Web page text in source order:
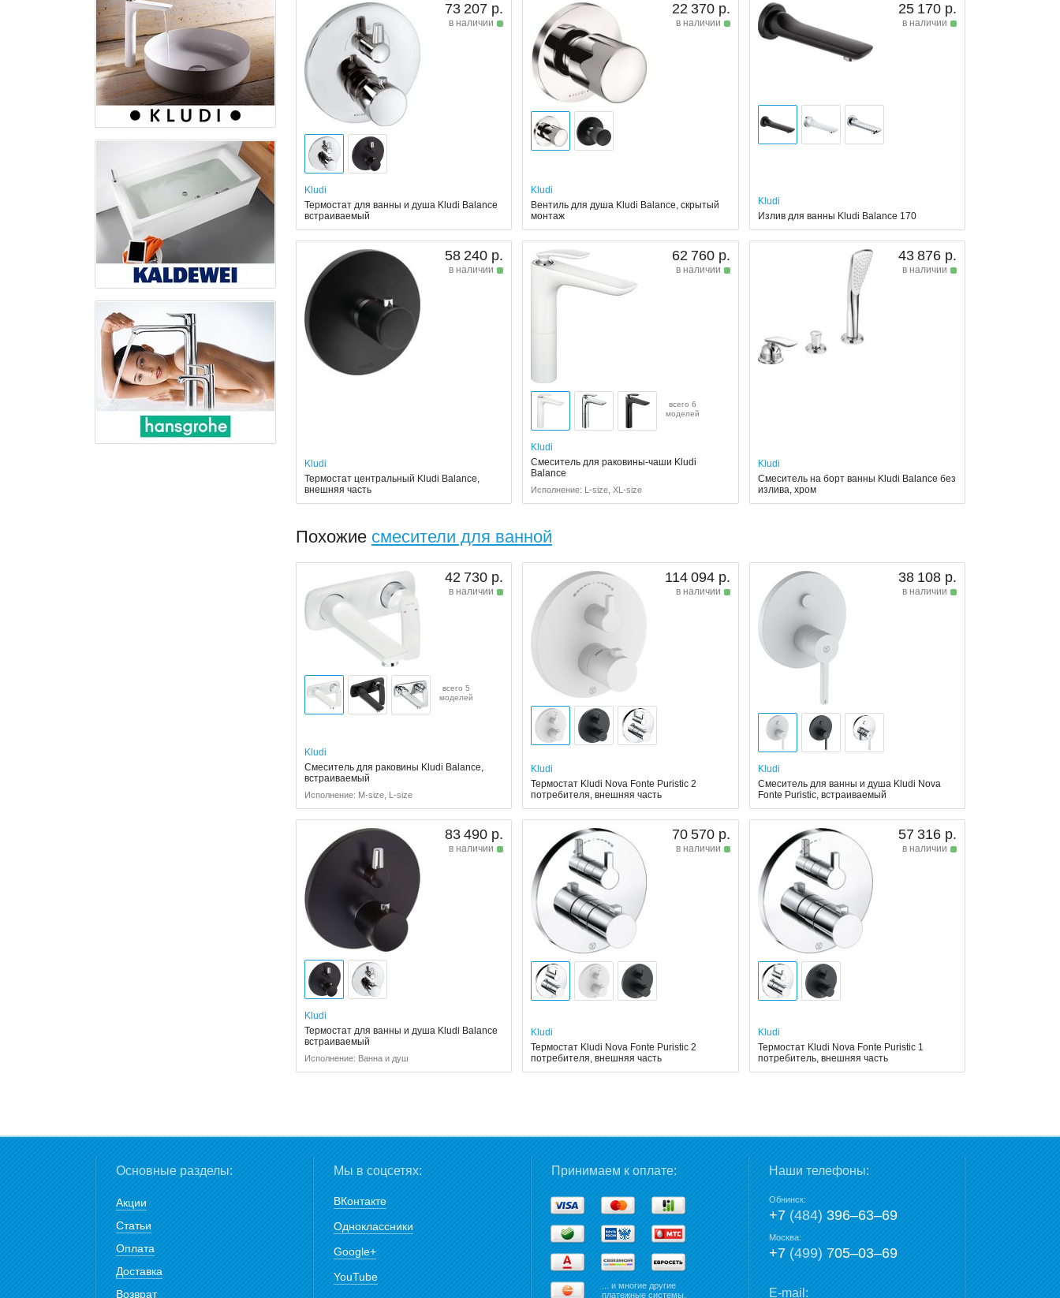
73 207 р.
в наличии
Kludi
Термостат для ванны и душа Kludi Balance
встраиваемый
22 370 р.
в наличии
Kludi
Вентиль для душа Kludi Balance, скрытый
монтаж
25 170 р.
в наличии
Kludi
Излив для ванны Kludi Balance 170
58 240 р.
в наличии
Kludi
Термостат центральный Kludi Balance,
внешняя часть
62 760 р.
в наличии
всего 6
моделей
Kludi
Смеситель для раковины-чаши Kludi
Balance
Исполнение: L-size, XL-size
43 876 р.
в наличии
Kludi
Смеситель на борт ванны Kludi Balance без
излива, хром
Похожие смесители для ванной
42 730 р.
в наличии
всего 5
моделей
Kludi
Смеситель для раковины Kludi Balance,
встраиваемый
Исполнение: M-size, L-size
114 094 р.
в наличии
Kludi
Термостат Kludi Nova Fonte Puristic 2
потребителя, внешняя часть
38 108 р.
в наличии
Kludi
Смеситель для ванны и душа Kludi Nova
Fonte Puristic, встраиваемый
83 490 р.
в наличии
Kludi
Термостат для ванны и душа Kludi Balance
встраиваемый
Исполнение: Ванна и душ
70 570 р.
в наличии
Kludi
Термостат Kludi Nova Fonte Puristic 2
потребителя, внешняя часть
57 316 р.
в наличии
Kludi
Термостат Kludi Nova Fonte Puristic 1
потребитель, внешняя часть
Основные разделы:
Акции
Статьи
Оплата
Доставка
Возврат
Мы в соцсетях:
ВКонтакте
Одноклассники
Google+
YouTube
Принимаем к оплате:
... и многие другие
платежные системы.
Наши телефоны:
Обнинск:
+7(484)396‒63‒69
Москва:
+7(499)705‒03‒69
E-mail: